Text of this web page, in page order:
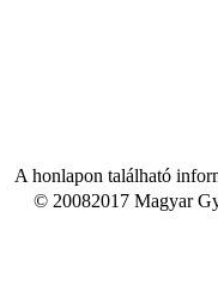
A honlapon található
© 20082017 Magyar